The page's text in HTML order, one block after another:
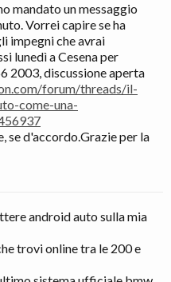
mandato un messaggio
Vorrei capire se ha
impegni che avrai
lunedì a Cesena per
2003, discussione aperta
forum/threads/il-
come-una-
se d'accordo.Grazie per la
android auto sulla mia
trovi online tra le 200 e